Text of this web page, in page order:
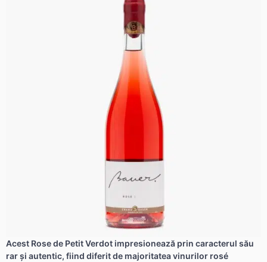
Acest Rose de Petit Verdot impresionează prin caracterul său
rar și autentic, fiind diferit de majoritatea vinurilor rosé